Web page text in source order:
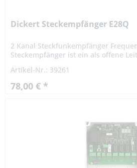
Dickert Steckempfänger E28Q
2 Kanal Steckfunkempfänger
Steckempfänger ist ein als offene
Entwickelt wurde...
Artikel-Nr.: 39261
78,00 € *